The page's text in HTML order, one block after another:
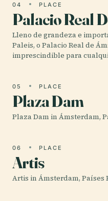
04 PLACE
Palacio Real
Lleno de grandeza e
Paleis, o Palacio Real de
imprescindible para
05 PLACE
Plaza Dam
Plaza Dam in Ámsterdam,
06 PLACE
Artis
Artis in Ámsterdam, Países